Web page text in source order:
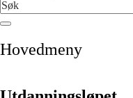
Hovedmeny